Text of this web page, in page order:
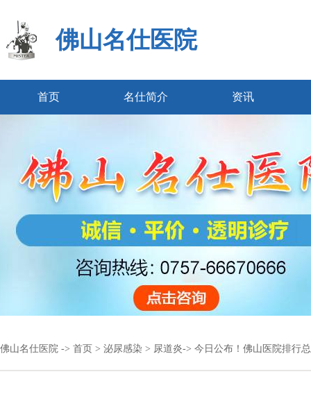
佛山名仕医院
首页 名仕简介 资讯
佛山名仕医院 -> 首页 > 泌尿感染 > 尿道炎-> 今日公布！佛山医院排行